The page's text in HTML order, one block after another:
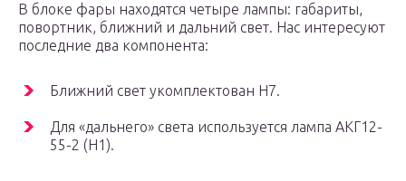
В блоке фары находятся четыре лампы: габариты,
повортник, ближний и дальний свет. Нас интересуют
последние два компонента:
Ближний свет укомплектован Н7.
Для «дальнего» света используется лампа АКГ12-
55-2 (Н1).